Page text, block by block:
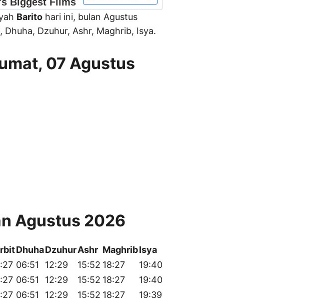
Barito hari ini, bulan Agustus
Dzuhur, Ashr, Maghrib, Isya.
07 Agustus
Agustus 2026
DhuhaDzuhurAshr MaghribIsya
06:51 12:29 15:52 18:27
19:40
06:51 12:29 15:52 18:27
19:40
06:51 12:29 15:52 18:27
19:39